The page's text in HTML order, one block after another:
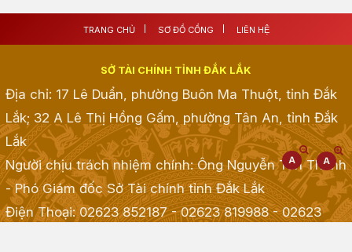
TRANG CHỦ SƠ ĐỒ CỔNG LIÊN HỆ
SỞ TÀI CHÍNH TỈNH ĐẮK LẮK
Địa chỉ: 17 Lê Duẩn, phường Buôn Ma Thuột, tỉnh Đắk
Lắk; 32 A Lê Thị Hồng Gấm, phường Tân An, tỉnh Đắk
Lắk
Người chịu trách nhiệm chính: Ông Nguyễn Tấn Thành
- Phó Giám đốc Sở Tài chính tỉnh Đắk Lắk
Điện Thoại: 02623 852187 - 02623 819988 - 02623